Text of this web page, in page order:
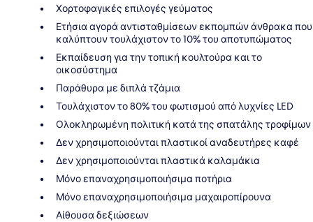
Χορτοφαγικές επιλογές γεύματος
Ετήσια αγορά αντισταθμίσεων εκπομπών άνθρακα που
καλύπτουν τουλάχιστον το 10% του αποτυπώματος
Εκπαίδευση για την τοπική κουλτούρα και το
οικοσύστημα
Παράθυρα με διπλά τζάμια
Τουλάχιστον το 80% του φωτισμού από λυχνίες LED
Ολοκληρωμένη πολιτική κατά της σπατάλης τροφίμων
Δεν χρησιμοποιούνται πλαστικοί αναδευτήρες καφέ
Δεν χρησιμοποιούνται πλαστικά καλαμάκια
Μόνο επαναχρησιμοποιήσιμα ποτήρια
Μόνο επαναχρησιμοποιήσιμα μαχαιροπίρουνα
Αίθουσα δεξιώσεων